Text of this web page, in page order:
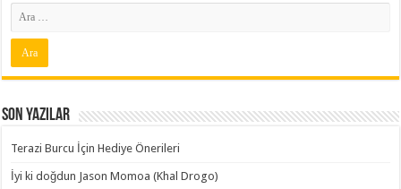
Son Yazılar
Terazi Burcu İçin Hediye Önerileri
İyi ki doğdun Jason Momoa (Khal Drogo)